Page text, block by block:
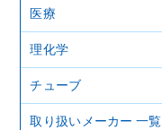
医療
理化学
チューブ
取り扱いメーカー 一覧